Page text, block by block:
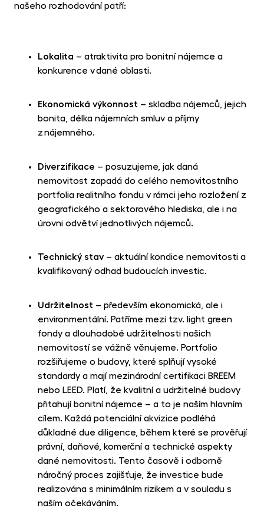
našeho rozhodování patří:
Lokalita – atraktivita pro bonitní nájemce a
konkurence v dané oblasti.
Ekonomická výkonnost – skladba nájemců, jejich
bonita, délka nájemních smluv a příjmy
z nájemného.
Diverzifikace – posuzujeme, jak daná
nemovitost zapadá do celého nemovitostního
portfolia realitního fondu v rámci jeho rozložení z
geografického a sektorového hlediska, ale i na
úrovni odvětví jednotlivých nájemců.
Technický stav– aktuální kondice nemovitosti a
kvalifikovaný odhad budoucích investic.
Udržitelnost – především ekonomická, ale i
environmentální. Patříme mezi tzv. light green
fondy a dlouhodobé udržitelnosti našich
nemovitostí se vážně věnujeme. Portfolio
rozšiřujeme o budovy, které splňují vysoké
standardy a mají mezinárodní certifikaci BREEM
nebo LEED. Platí, že kvalitní a udržitelné budovy
přitahují bonitní nájemce – a to je naším hlavním
cílem. Každá potenciální akvizice podléhá
důkladné due diligence, během které se prověřují
právní, daňové, komerční a technické aspekty
dané nemovitosti. Tento časově i odborně
náročný proces zajišťuje, že investice bude
realizována s minimálním rizikem a v souladu s
naším očekáváním.